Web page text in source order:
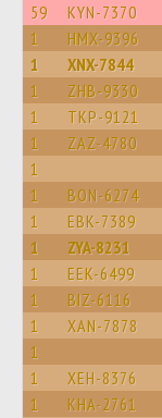
59 KYN-7370
1 HMX-9396
1 XNX-7844
1 ZHB-9330
1 TKP-9121
1 ZAZ-4780
1
1 BON-6274
1 EBK-7389
1 ZYA-8231
1 EEK-6499
1 BIZ-6116
1 XAN-7878
1
1 XEH-8376
1 KHA-2761